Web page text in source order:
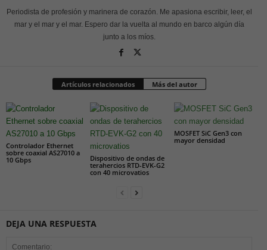
Periodista de profesión y marinera de corazón. Me apasiona escribir, leer, el
mar y el mar y el mar. Espero dar la vuelta al mundo en barco algún día
junto a los míos.
Artículos relacionados Más del autor
Controlador Ethernet
sobre coaxial AS27010 a
10 Gbps
Dispositivo de ondas de
terahercios RTD-EVK-G2
con 40 microvatios
MOSFET SiC Gen3 con
mayor densidad
DEJA UNA RESPUESTA